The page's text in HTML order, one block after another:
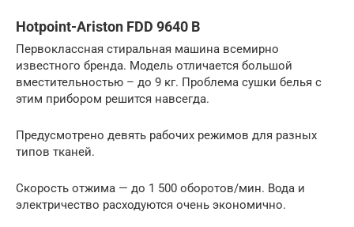
Hotpoint-Ariston FDD 9640 B
Первоклассная стиральная машина всемирно
известного бренда. Модель отличается большой
вместительностью – до 9 кг. Проблема сушки белья с
этим прибором решится навсегда.
Предусмотрено девять рабочих режимов для разных
типов тканей.
Скорость отжима — до 1 500 оборотов/мин. Вода и
электричество расходуются очень экономично.